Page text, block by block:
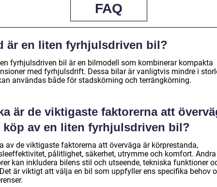
FAQ
är en liten fyrhjulsdriven bil?
fyrhjulsdriven bil är en bilmodell som kombinerar kompakta
med fyrhjulsdrift. Dessa bilar är vanligtvis mindre i
användas både för stadskörning och terrängkörning.
är de viktigaste faktorerna att
köp av en liten fyrhjulsdriven bil?
av de viktigaste faktorerna att överväga är körprestanda,
pålitlighet, säkerhet, utrymme och komfort. Andra
kan inkludera bilens stil och utseende, tekniska funktioner
är viktigt att välja en bil som uppfyller ens specifika behov